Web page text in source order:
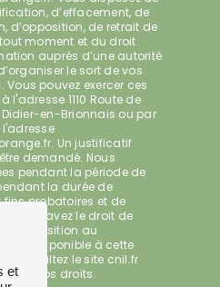
d’effacement, de
d’opposition, de retrait de
moment et du droit
auprès d’une autorité
le sort de vos
pouvez exercer ces
l'adresse 1110 Route de
Didier-en-Brionnais ou par
Un justificatif
demandé. Nous
pendant la période de
la durée de
probatoires et de
Vous avez le droit de
d'opposition au
disponible à cette
. Consultez le site cnil.fr
sur vos droits.
et